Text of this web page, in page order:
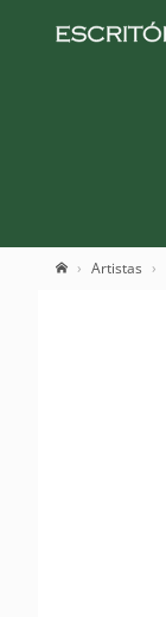
Artistas